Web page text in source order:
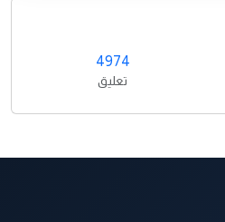
4974
تعليق